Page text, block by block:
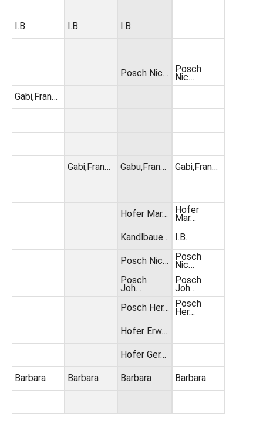
I.B.
Gabi,Fran…
Barbara
I.B.
Gabi,Fran…
Barbara
I.B.
Posch Nic…
Gabu,Fran…
Hofer Mar…
Kandlbaue…
Posch Nic…
Posch
Joh…
Posch Her…
Hofer Erw…
Hofer Ger…
Barbara
Posch
Nic…
Gabi,Fran…
Hofer
Mar…
I.B.
Posch
Nic…
Posch
Joh…
Posch
Her…
Barbara